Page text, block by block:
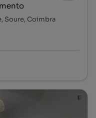
Soure, Coimbra